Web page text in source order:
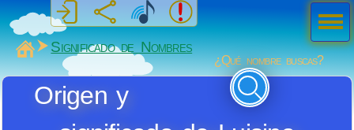
MiSabueso
Significado de Nombres
¿Qué nombre buscas?
Origen y
Men
ú